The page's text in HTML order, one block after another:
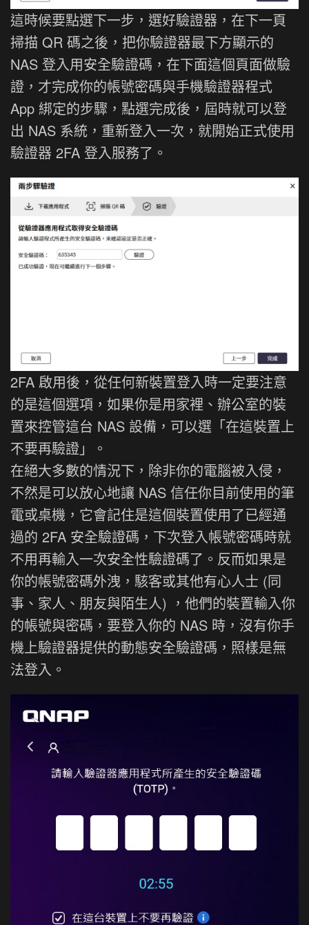
這時候要點選下一步，選好驗證器，在下一頁
掃描 QR 碼之後，把你驗證器最下方顯示的
NAS 登入用安全驗證碼，在下面這個頁面做驗
證，才完成你的帳號密碼與手機驗證器程式
App 綁定的步驟，點選完成後，屆時就可以登
出 NAS 系統，重新登入一次，就開始正式使用
驗證器 2FA 登入服務了。
2FA 啟用後，從任何新裝置登入時一定要注意
的是這個選項，如果你是用家裡、辦公室的裝
置來控管這台 NAS 設備，可以選「在這裝置上
不要再驗證」。
在絕大多數的情況下，除非你的電腦被入侵，
不然是可以放心地讓 NAS 信任你目前使用的筆
電或桌機，它會記住是這個裝置使用了已經通
過的 2FA 安全驗證碼，下次登入帳號密碼時就
不用再輸入一次安全性驗證碼了。反而如果是
你的帳號密碼外洩，駭客或其他有心人士 (同
事、家人、朋友與陌生人) ，他們的裝置輸入你
的帳號與密碼，要登入你的 NAS 時，沒有你手
機上驗證器提供的動態安全驗證碼，照樣是無
法登入。